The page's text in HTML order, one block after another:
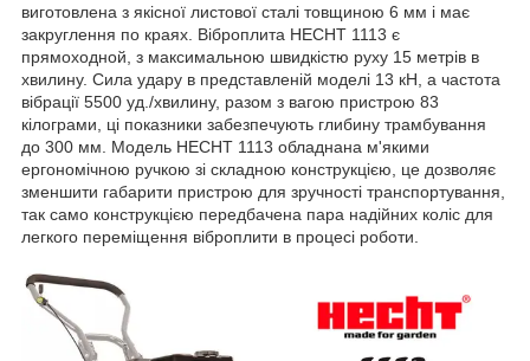
виготовлена з якісної листової сталі товщиною 6 мм і має
закруглення по краях. Віброплита HECHT 1113 є
прямоходной, з максимальною швидкістю руху 15 метрів в
хвилину. Сила удару в представленій моделі 13 кН, а частота
вібрації 5500 уд./хвилину, разом з вагою пристрою 83
кілограми, ці показники забезпечують глибину трамбування
до 300 мм. Модель HECHT 1113 обладнана м'якими
ергономічною ручкою зі складною конструкцією, це дозволяє
зменшити габарити пристрою для зручності транспортування,
так само конструкцією передбачена пара надійних коліс для
легкого переміщення віброплити в процесі роботи.